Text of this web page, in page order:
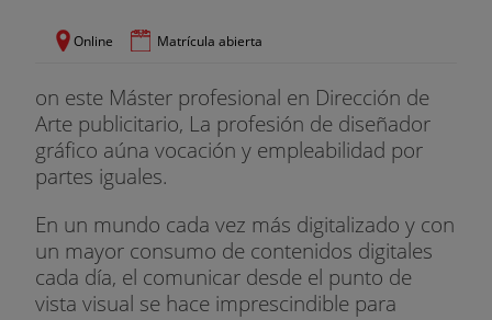
Online Matrícula abierta
on este Máster profesional en Dirección de
Arte publicitario, La profesión de diseñador
gráfico aúna vocación y empleabilidad por
partes iguales.
En un mundo cada vez más digitalizado y con
un mayor consumo de contenidos digitales
cada día, el comunicar desde el punto de
vista visual se hace imprescindible para